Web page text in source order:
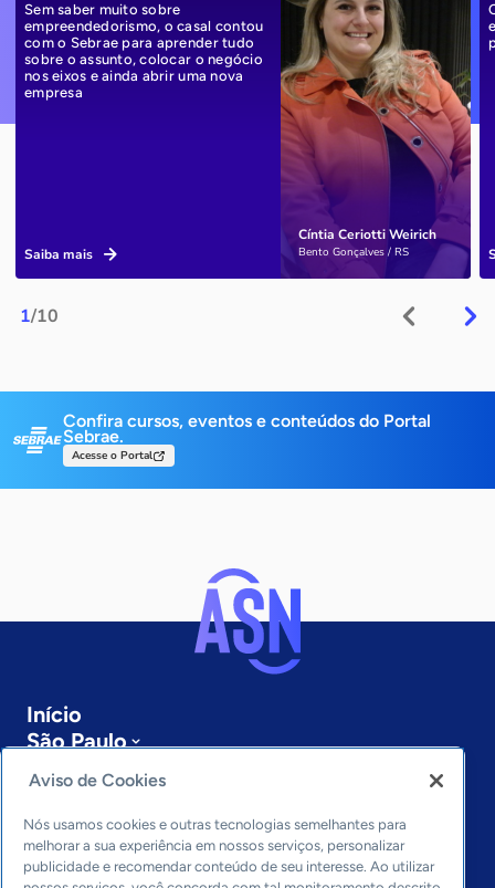
1/10
Cíntia Ceriotti Weirich
Bento Gonçalves / RS
Sem saber muito sobre
empreendedorismo, o casal contou
com o Sebrae para aprender tudo
sobre o assunto, colocar o negócio
nos eixos e ainda abrir uma nova
empresa
Saiba mais
Confira cursos, eventos e conteúdos do Portal
Sebrae.
Acesse o Portal
Início
São Paulo
Sobre a ASN
Últimas notícias
Entre em contato
Editorias
Aviso de Cookies
Nós usamos cookies e outras tecnologias semelhantes para
melhorar a sua experiência em nossos serviços, personalizar
publicidade e recomendar conteúdo de seu interesse. Ao utilizar